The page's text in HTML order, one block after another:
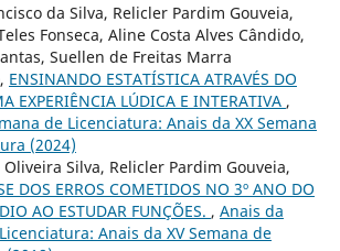
da Silva, Relicler Pardim Gouveia,
Fonseca, Aline Costa Alves Cândido,
Suellen de Freitas Marra
ENSINANDO ESTATÍSTICA ATRAVÉS DO
EXPERIÊNCIA LÚDICA E INTERATIVA ,
de Licenciatura: Anais da XX Semana
(2024)
Oliveira Silva, Relicler Pardim Gouveia,
DOS ERROS COMETIDOS NO 3º ANO DO
AO ESTUDAR FUNÇÕES. , Anais da
Anais da XV Semana de